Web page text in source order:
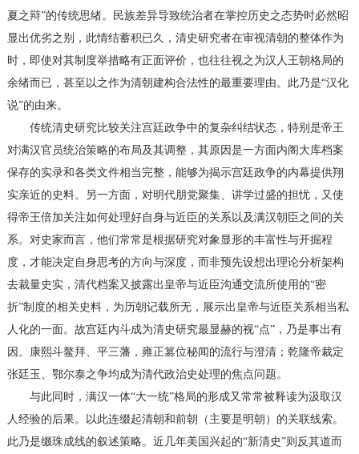
夏之辩”的传统思绪。民族差异导致统治者在掌控历史之态势时必然昭
显出优劣之别，此情结蓄积已久，清史研究者在审视清朝的整体作为
时，即使对其制度举措略有正面评价，也往往视之为汉人王朝格局的
余绪而已，甚至以之作为清朝建构合法性的最重要理由。此乃是“汉化
说”的由来。
传统清史研究比较关注宫廷政争中的复杂纠结状态，特别是帝王
对满汉官员统治策略的布局及其调整，其原因是一方面内阁大库档案
保存的实录和各类文件相当完整，能够为揭示宫廷政争的内幕提供翔
实亲近的史料。另一方面，对明代朋党聚集、讲学过盛的担忧，又使
得帝王倍加关注如何处理好自身与近臣的关系以及满汉朝臣之间的关
系。对史家而言，他们常常是根据研究对象显形的丰富性与开掘程
度，才能决定自身思考的方向与深度，而非预先设想出理论分析架构
去裁量史实，清代档案又披露出皇帝与近臣沟通交流所使用的“密
折”制度的相关史料，为历朝记载所无，展示出皇帝与近臣关系相当私
人化的一面。故宫廷内斗成为清史研究最显赫的视“点”，乃是事出有
因。康熙斗鳌拜、平三藩，雍正篡位秘闻的流行与澄清；乾隆帝裁定
张廷玉、鄂尔泰之争均成为清代政治史处理的焦点问题。
与此同时，满汉一体“大一统”格局的形成又常常被释读为汲取汉
人经验的后果。以此连缀起清朝和前朝（主要是明朝）的关联线索。
此乃是缀珠成线的叙述策略。近几年美国兴起的“新清史”则反其道而